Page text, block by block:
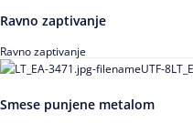
Ravno zaptivanje
Ravno zaptivanje
Smese punjene metalom